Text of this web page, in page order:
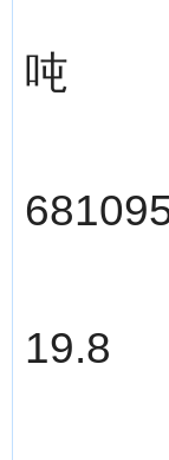
吨
19.8